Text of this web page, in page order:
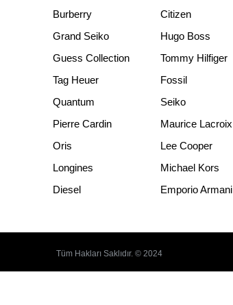
Burberry Citizen
Grand Seiko
Hugo Boss
Guess Collection
Tommy Hilfiger
Tag Heuer
Fossil
Quantum
Seiko
Pierre Cardin
Maurice Lacroix
Oris
Lee Cooper
Longines
Michael Kors
Diesel
Emporio Armani
Tüm Hakları Saklıdır. © 2024